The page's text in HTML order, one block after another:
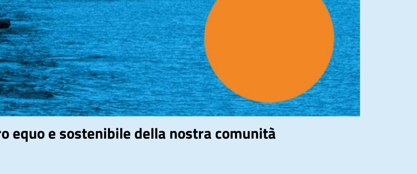
equo e sostenibile della nostra comunità